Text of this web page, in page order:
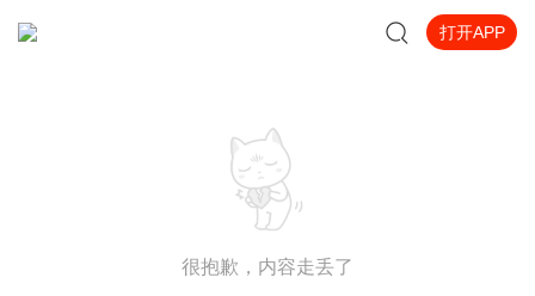
打开APP
很抱歉，内容走丢了